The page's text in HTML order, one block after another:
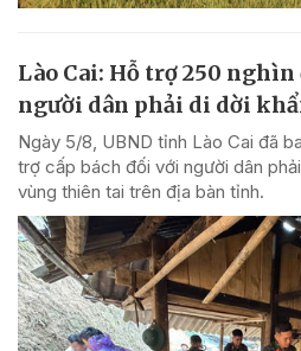
Lào Cai: Hỗ trợ 250
người dân phải di dời
Ngày 5/8, UBND tỉnh Lào Cai đã
trợ cấp bách đối với người dân
vùng thiên tai trên địa bàn tỉnh.